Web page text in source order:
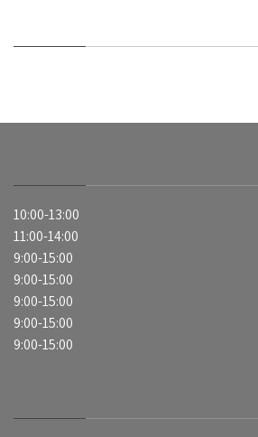
10:00-13:00
11:00-14:00
9:00-15:00
9:00-15:00
9:00-15:00
9:00-15:00
9:00-15:00